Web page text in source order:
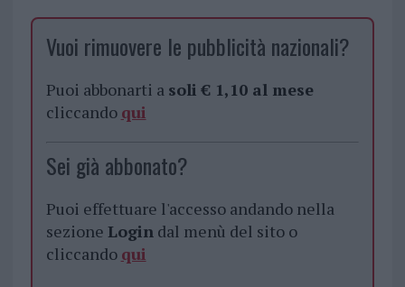
Vuoi rimuovere le pubblicità nazionali?
Puoi abbonarti a soli € 1,10 al mese
cliccando qui
Sei già abbonato?
Puoi effettuare l'accesso andando nella
sezione Logindal menù del sito o
cliccando qui